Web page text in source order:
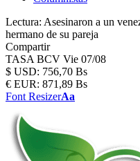
Lectura: Asesinaron a un
hermano de su pareja
Compartir
TASA BCV Vie 07/08
$ USD: 756,70 Bs
€ EUR: 871,89 Bs
Font ResizerAa